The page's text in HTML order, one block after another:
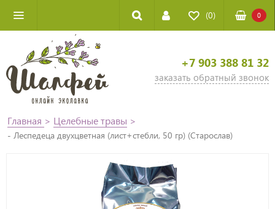
(0) 0
+7 903 388 81 32
заказать обратный звонок
Главная > Целебные травы >
- Леспедеца двухцветная (лист+стебли, 50 гр) (Старослав)